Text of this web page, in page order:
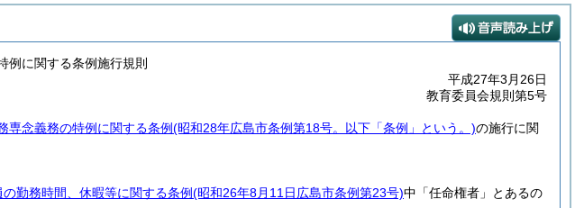
例に関する条例施行規則
平成27年3月26日
教育委員会規則第5号
専念義務の特例に関する条例(昭和28年広島市条例第18号。以下「条例」という。)の施行に関
の勤務時間、休暇等に関する条例(昭和26年8月11日広島市条例第23号)中「任命権者」とあるの